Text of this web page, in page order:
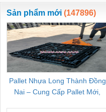
ewara
Sản phẩm mới (147896)
Pallet Nhựa Long Thành Đồng
Nai – Cung Cấp Pallet Mới,